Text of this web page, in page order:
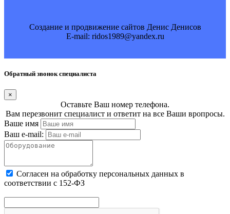
Создание и продвижение сайтов Денис Денисов
E-mail: ridos1989@yandex.ru
Обратный звонок специалиста
×
Оставьте Ваш номер телефона.
Вам перезвонит специалист и ответит на все Ваши вропросы.
Ваше имя
Ваш e-mail:
Cогласен на обработку персональных данных в
соответствии с 152-ФЗ